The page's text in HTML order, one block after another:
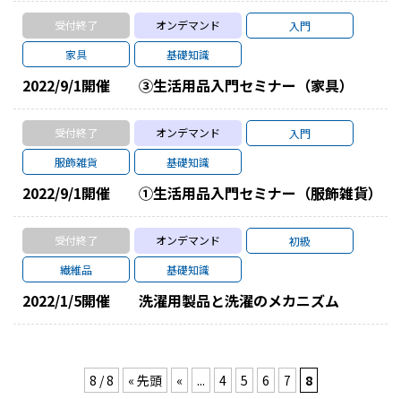
受付終了 オンデマンド
入門
家具
基礎知識
2022/9/1開催 ③生活用品入門セミナー（家具）
受付終了 オンデマンド
入門
服飾雑貨
基礎知識
2022/9/1開催 ①生活用品入門セミナー（服飾雑貨）
受付終了 オンデマンド
初級
繊維品
基礎知識
2022/1/5開催 洗濯用製品と洗濯のメカニズム
8 / 8 « 先頭 « ... 4 5 6 7 8